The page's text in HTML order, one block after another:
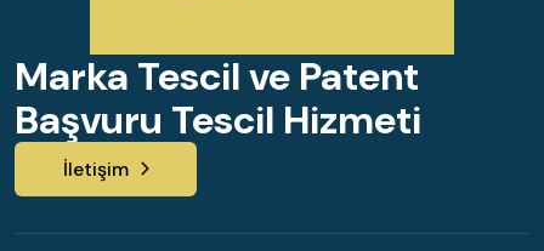
Marka Tescil ve Patent
Başvuru Tescil Hizmeti
İletişim